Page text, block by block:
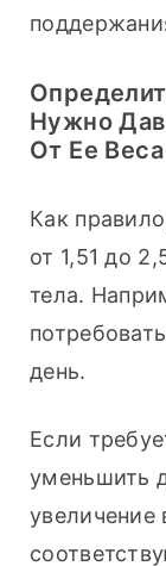
Нужно
От Ее Веса
Как
от 1,51 до
тела.
день.
Если
уменьшить